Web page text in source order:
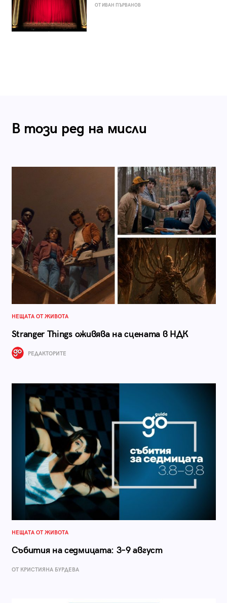
ОТ ИВАН ПЪРВАНОВ
В този ред на мисли
НЕЩАТА ОТ ЖИВОТА
Stranger Things оживява на сцената в НДК
РЕДАКТОРИТЕ
НЕЩАТА ОТ ЖИВОТА
Събития на седмицата: 3–9 август
ОТ КРИСТИЯНА БУРДЕВА